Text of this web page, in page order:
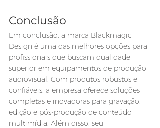
Conclusão
Em conclusão, a marca Blackmagic
Design é uma das melhores opções para
profissionais que buscam qualidade
superior em equipamentos de produção
audiovisual. Com produtos robustos e
confiáveis, a empresa oferece soluções
completas e inovadoras para gravação,
edição e pós-produção de conteúdo
multimídia. Além disso, seu